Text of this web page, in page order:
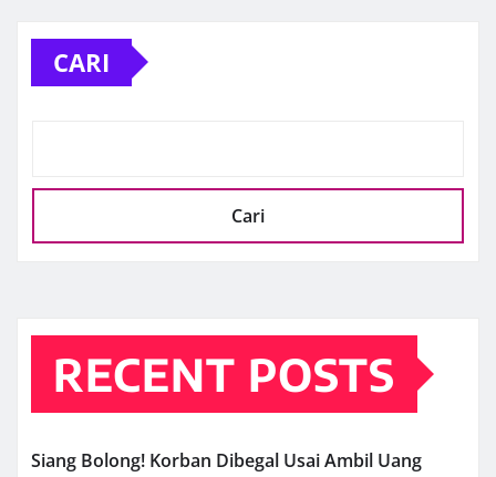
CARI
Cari
RECENT POSTS
Siang Bolong! Korban Dibegal Usai Ambil Uang